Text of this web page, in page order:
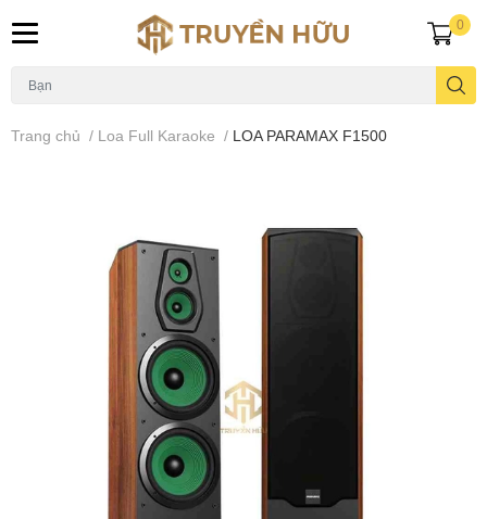
0
Trang chủ / Loa Full Karaoke / LOA PARAMAX F1500